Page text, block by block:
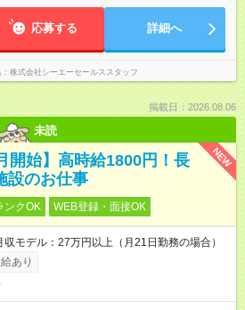
応募する 詳細へ
株式会社シーエーセールススタッフ
掲載日：2026.08.06
未読
NEW
開始】高時給1800円！長
設のお仕事
ンクOK WEB登録・面接OK
モデル：27万円以上（月21日勤務の場合）
あり